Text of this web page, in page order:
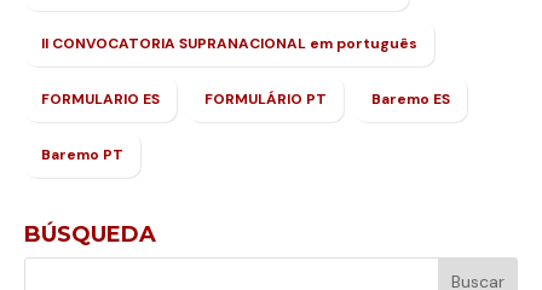
II CONVOCATORIA SUPRANACIONAL em português
FORMULARIO ES FORMULÁRIO PT Baremo ES
Baremo PT
BÚSQUEDA